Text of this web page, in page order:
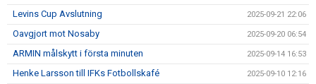
Levins Cup Avslutning 2025-09-21 22:06
Oavgjort mot Nosaby 2025-09-20 06:54
ARMIN målskytt i första minuten 2025-09-14 16:53
Henke Larsson till IFKs Fotbollskafé 2025-09-10 12:16